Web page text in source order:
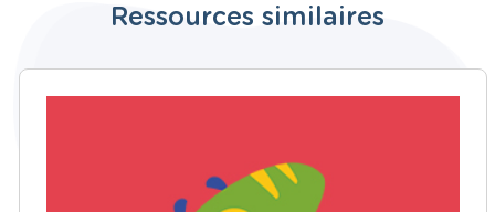
Ressources similaires